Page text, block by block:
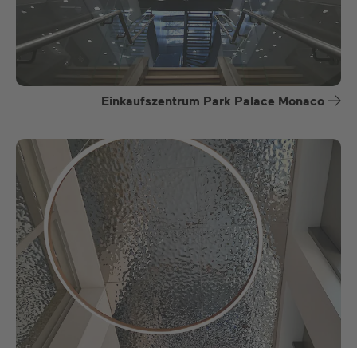
Einkaufszentrum Park Palace Monaco